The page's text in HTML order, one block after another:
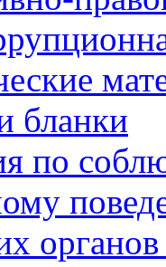
бланки
по
органов